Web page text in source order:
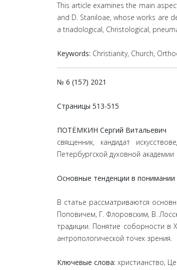
This article examines the main
and D. Staniloae, whose works are
a triadological, Christological,
Keywords: Christianity, Church,
№ 6 (157) 2021
Страницы 513-515
ПОТЁМКИН Сергий Витальевич
священник, кандидат
Петербургской духовной академии
Основные тенденции в понимании
В статье рассматриваются
Поповичем, Г. Флоровским, В.
традиции. Понятие соборности в
антропологической точек зрения.
Ключевые слова: христианство,